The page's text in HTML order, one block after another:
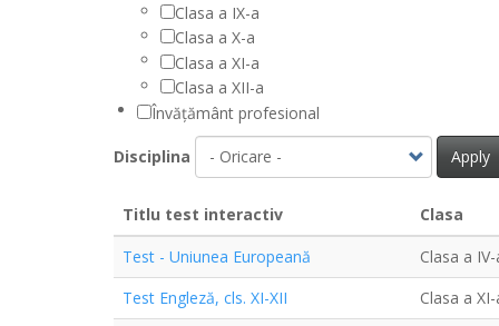
Clasa a IX-a
Clasa a X-a
Clasa a XI-a
Clasa a XII-a
Învățământ profesional
Disciplina Apply
Titlu test interactiv Clasa
Test - Uniunea Europeană
Clasa a IV-
Test Engleză, cls. XI-XII
Clasa a